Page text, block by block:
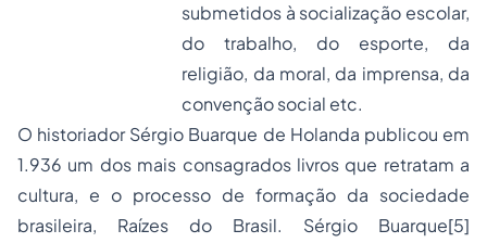
submetidos à socialização escolar,
do trabalho, do esporte, da
religião, da moral, da imprensa, da
convenção social etc.
O historiador Sérgio Buarque de Holanda publicou em
1.936 um dos mais consagrados livros que retratam a
cultura, e o processo de formação da sociedade
brasileira, Raízes do Brasil. Sérgio Buarque[5]